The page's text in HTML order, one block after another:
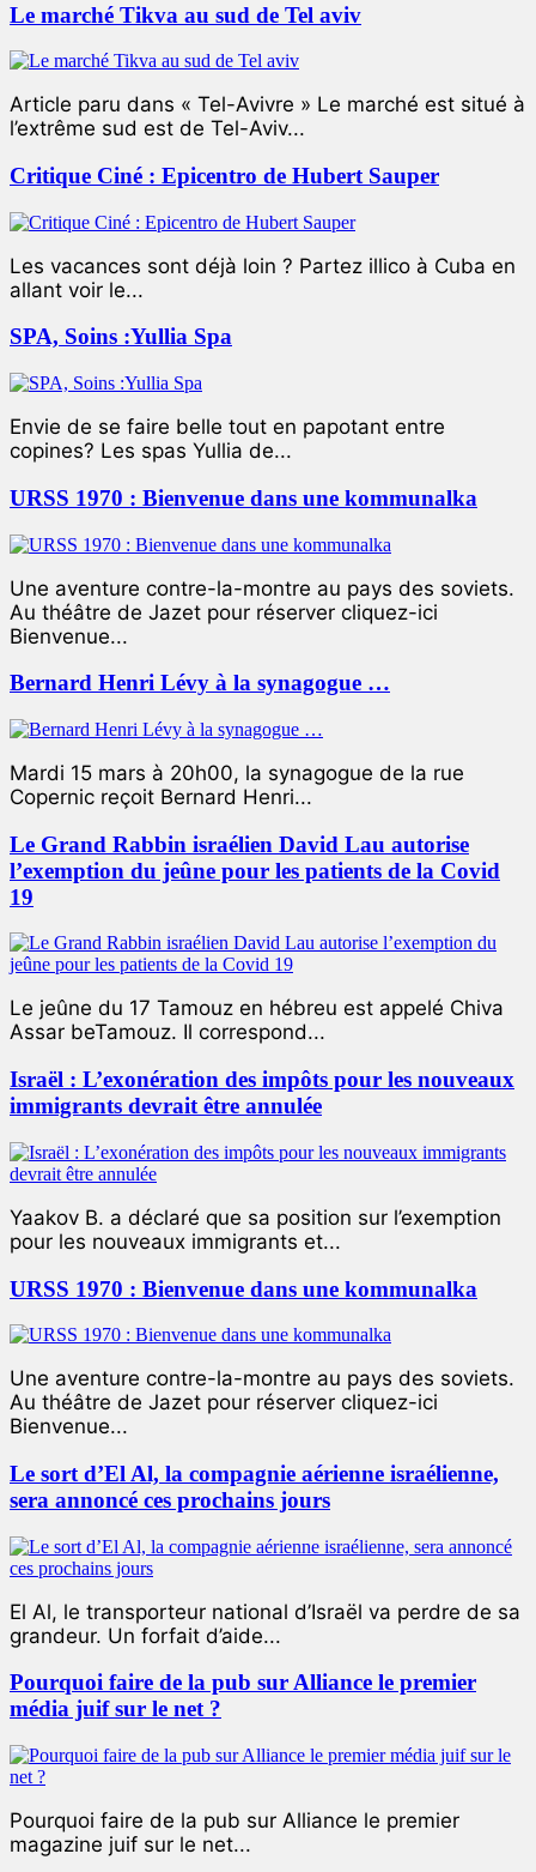
Le marché Tikva au sud de Tel aviv
Article paru dans « Tel-Avivre » Le marché est situé à
l’extrême sud est de Tel-Aviv...
Critique Ciné : Epicentro de Hubert Sauper
Les vacances sont déjà loin ? Partez illico à Cuba en
allant voir le...
SPA, Soins :Yullia Spa
Envie de se faire belle tout en papotant entre
copines? Les spas Yullia de...
URSS 1970 : Bienvenue dans une kommunalka
Une aventure contre-la-montre au pays des soviets.
Au théâtre de Jazet pour réserver cliquez-ici
Bienvenue...
Bernard Henri Lévy à la synagogue …
Mardi 15 mars à 20h00, la synagogue de la rue
Copernic reçoit Bernard Henri...
Le Grand Rabbin israélien David Lau autorise
l’exemption du jeûne pour les patients de la Covid
19
Le jeûne du 17 Tamouz en hébreu est appelé Chiva
Assar beTamouz. Il correspond...
Israël : L’exonération des impôts pour les nouveaux
immigrants devrait être annulée
Yaakov B. a déclaré que sa position sur l’exemption
pour les nouveaux immigrants et...
URSS 1970 : Bienvenue dans une kommunalka
Une aventure contre-la-montre au pays des soviets.
Au théâtre de Jazet pour réserver cliquez-ici
Bienvenue...
Le sort d’El Al, la compagnie aérienne israélienne,
sera annoncé ces prochains jours
El Al, le transporteur national d’Israël va perdre de sa
grandeur. Un forfait d’aide...
Pourquoi faire de la pub sur Alliance le premier
média juif sur le net ?
Pourquoi faire de la pub sur Alliance le premier
magazine juif sur le net...